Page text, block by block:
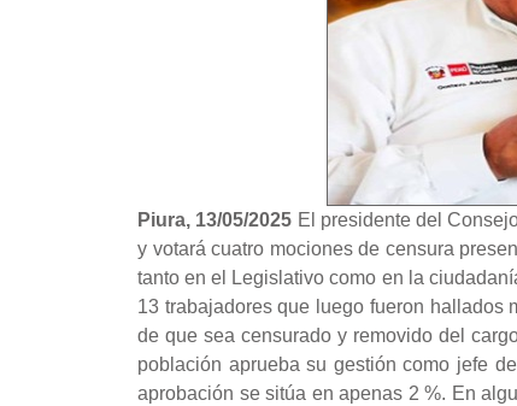
Piura, 13/05/2025 El presidente del
y votará cuatro mociones de censura
tanto en el Legislativo como en la
13 trabajadores que luego fueron hallados
de que sea censurado y removido del
población aprueba su gestión como jefe
aprobación se sitúa en apenas 2 %. En